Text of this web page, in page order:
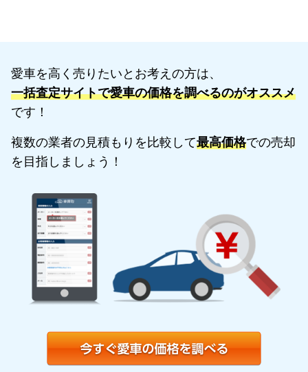
愛車を高く売りたいとお考えの方は、
一括査定サイトで愛車の価格を調べるのがオススメ
です！
複数の業者の見積もりを比較して最高価格での売却
を目指しましょう！